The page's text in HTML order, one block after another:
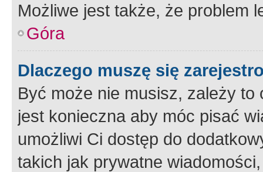
Możliwe jest także, że problem
Góra
Dlaczego muszę się
Być może nie musisz, zależy
jest konieczna aby móc pisać
umożliwi Ci dostęp do
takich jak prywatne